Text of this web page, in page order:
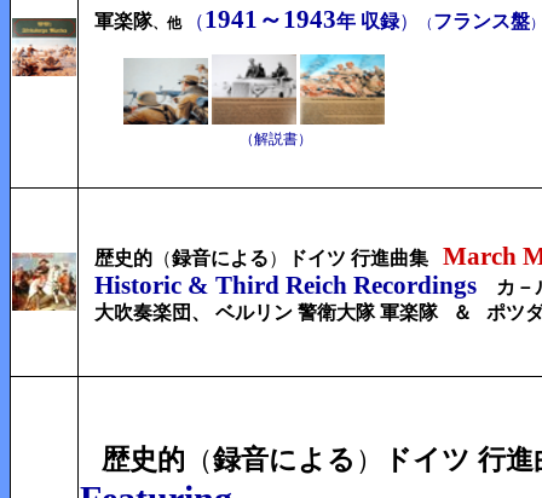
軍楽隊、他 （1941～1943年 収録） （ フランス盤
（解説書）
歴史的 （録音による） ドイツ 行進曲集
March
Historic & Third Reich Recordings
カ－
大吹奏楽団、 ベルリン 警衛大隊 軍楽隊 ＆ ポツ
歴史的 （録音による ） ドイツ 行進